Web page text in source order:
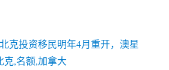
克投资移民明年4月重开，澳星
克,名额,加拿大